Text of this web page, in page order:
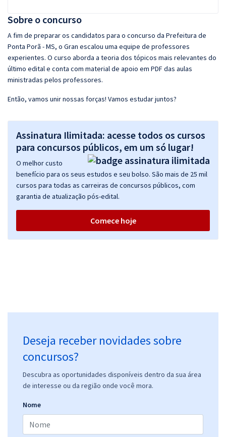
Sobre o concurso
A fim de preparar os candidatos para o concurso da Prefeitura de
Ponta Porã - MS, o Gran escalou uma equipe de professores
experientes. O curso aborda a teoria dos tópicos mais relevantes do
último edital e conta com material de apoio em PDF das aulas
ministradas pelos professores.
Então, vamos unir nossas forças! Vamos estudar juntos?
Assinatura Ilimitada: acesse todos os cursos
para concursos públicos, em um só lugar!
O melhor custo
benefício para os seus estudos e seu bolso. São mais de 25 mil
cursos para todas as carreiras de concursos públicos, com
garantia de atualização pós-edital.
Comece hoje
Deseja receber novidades sobre
concursos?
Descubra as oportunidades disponíveis dentro da sua área
de interesse ou da região onde você mora.
Nome